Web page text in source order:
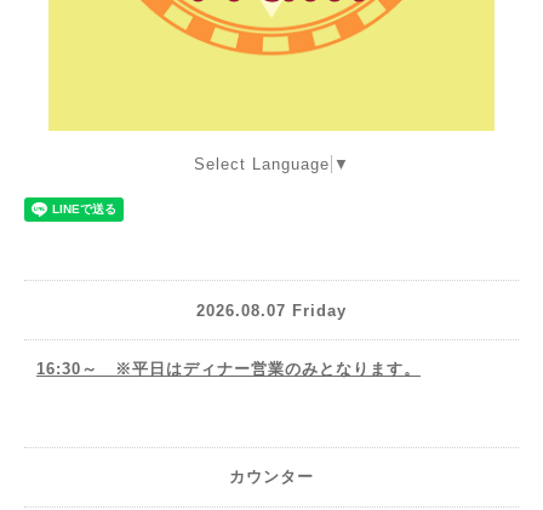
Select Language ▼
2026.08.07 Friday
16:30～ ※平日はディナー営業のみとなります。
カウンター